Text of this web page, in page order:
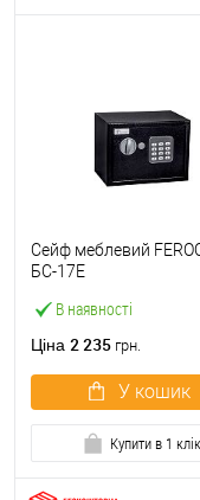
В наявності
Сейф меблевий
БС-17Е
Ціна 2 235 грн.
У кошик
Купити в 1 клік